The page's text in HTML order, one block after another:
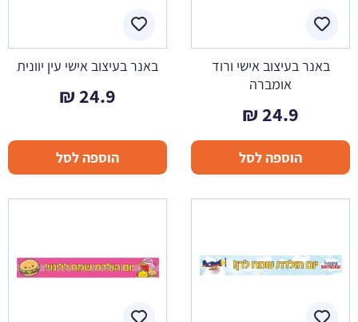
באנר בעיצוב אישי ורוד
אומברה
24.9
₪
הוספה לסל
באנר בעיצוב אישי עין יוונית
24.9
₪
הוספה לסל